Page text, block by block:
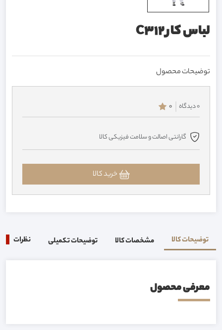
لباس کار C312
توضیحات محصول
0 دیدگاه 0
گارانتی اصالت و سلامت فیزیکی کالا
خرید کالا
توضیحات کالا مشخصات کالا توضیحات تکمیلی نظرات
معرفی محصول